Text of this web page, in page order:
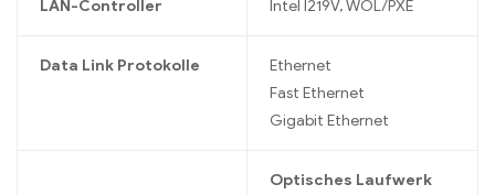
LAN-Controller Intel I219V, WOL/PXE
Data Link Protokolle
Ethernet
Fast Ethernet
Gigabit Ethernet
Optisches Laufwerk